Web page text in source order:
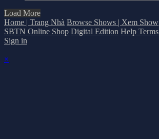
Load More
Home | Trang Nhà Browse Shows | Xem Show
SBTN Online Shop Digital Edition Help Terms
Sign in
×